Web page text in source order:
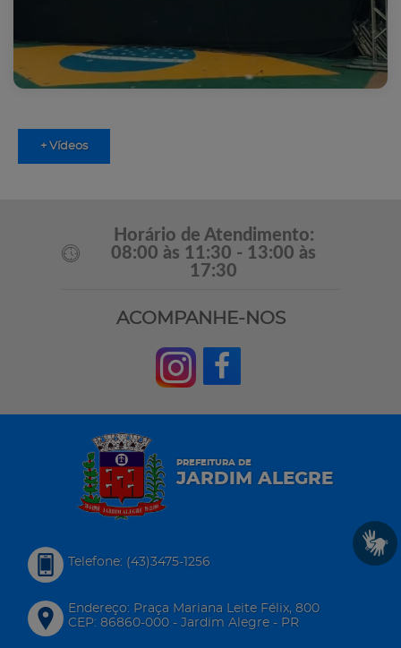
+ Vídeos
Horário de Atendimento:
08:00 às 11:30 - 13:00 às
17:30
ACOMPANHE-NOS
PREFEITURA DE
JARDIM ALEGRE
Telefone: (43)3475-1256
Endereço: Praça Mariana Leite Félix, 800
CEP: 86860-000 - Jardim Alegre - PR